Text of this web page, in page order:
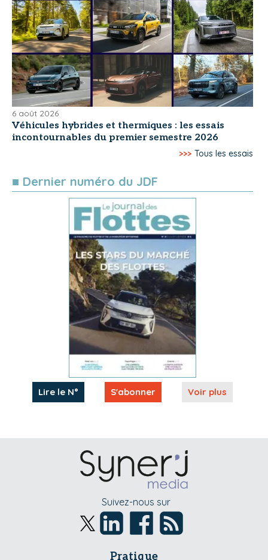
6 août 2026
Véhicules hybrides et thermiques : les essais
incontournables du premier semestre 2026
>>> Tous les essais
■ Dernier numéro du JDF
Lire le N° S'abonner Voir plus
Suivez-nous sur
Pratique